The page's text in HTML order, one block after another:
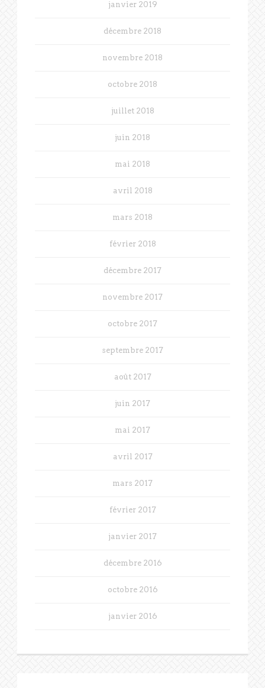
janvier 2019
décembre 2018
novembre 2018
octobre 2018
juillet 2018
juin 2018
mai 2018
avril 2018
mars 2018
février 2018
décembre 2017
novembre 2017
octobre 2017
septembre 2017
août 2017
juin 2017
mai 2017
avril 2017
mars 2017
février 2017
janvier 2017
décembre 2016
octobre 2016
janvier 2016